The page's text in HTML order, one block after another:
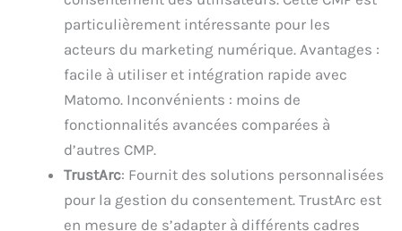
particulièrement intéressante pour les
acteurs du marketing numérique. Avantages :
facile à utiliser et intégration rapide avec
Matomo. Inconvénients : moins de
fonctionnalités avancées comparées à
d’autres CMP.
TrustArc: Fournit des solutions personnalisées
pour la gestion du consentement. TrustArc est
en mesure de s’adapter à différents cadres